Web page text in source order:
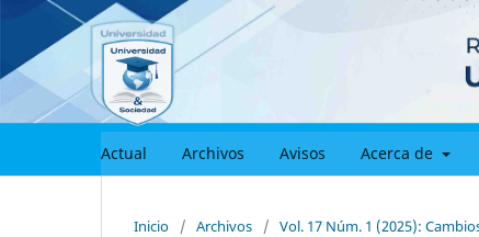
Actual Archivos Avisos Acerca de
Inicio / Archivos / Vol. 17 Núm. 1 (2025):